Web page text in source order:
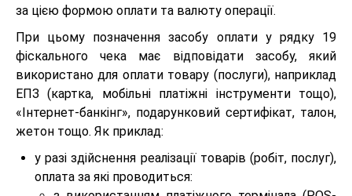
за цією формою оплати та валюту операції.
При цьому позначення засобу оплати у рядку 19
фіскального чека має відповідати засобу, який
використано для оплати товару (послуги), наприклад
ЕПЗ (картка, мобільні платіжні інструменти тощо),
«Інтернет-банкінг», подарунковий сертифікат, талон,
жетон тощо. Як приклад:
у разі здійснення реалізації товарів (робіт, послуг),
оплата за які проводиться: